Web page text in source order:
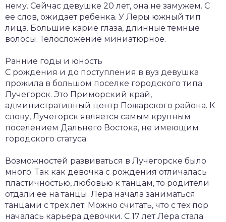
нему. Сейчас девушке 20 лет, она не замужем. С
ее слов, ожидает ребенка. У Леры южный тип
лица. Большие карие глаза, длинные темные
волосы. Телосложение миниатюрное.
Ранние годы и юность
С рождения и до поступления в вуз девушка
прожила в большом поселке городского типа
Лучегорск. Это Приморский край,
административный центр Пожарского района. К
слову, Лучегорск является самым крупным
поселением Дальнего Востока, не имеющим
городского статуса.
Возможностей развиваться в Лучегорске было
много. Так как девочка с рождения отличалась
пластичностью, любовью к танцам, то родители
отдали ее на танцы. Лера начала заниматься
танцами с трех лет. Можно считать, что с тех пор
началась карьера девочки. С 17 лет Лера стала